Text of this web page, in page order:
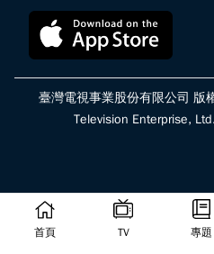
首頁 TV 專題
臺灣電視事業股份有限公司 版
Television Enterprise,